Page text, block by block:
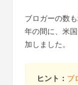
ブロガーの数
年の間に、米
加しました。
ヒント： ブ